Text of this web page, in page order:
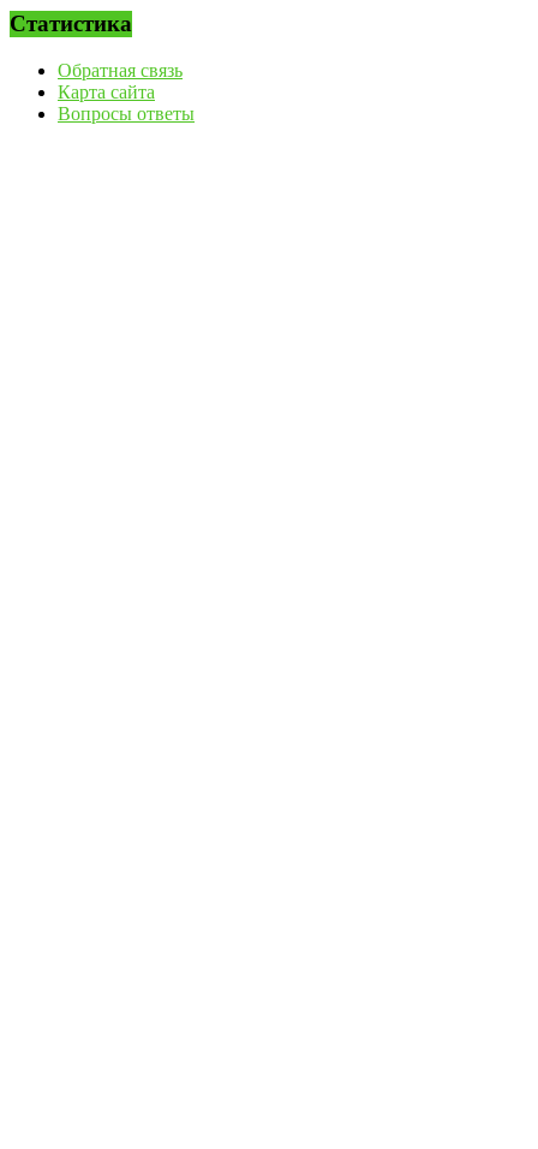
Статистика
Обратная связь
Карта сайта
Вопросы ответы